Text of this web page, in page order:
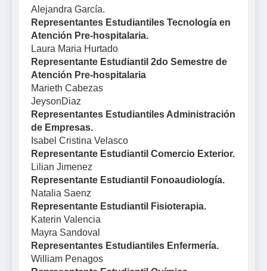
Alejandra García.
Representantes Estudiantiles Tecnología en
Atención Pre-hospitalaria.
Laura Maria Hurtado
Representante Estudiantil 2do Semestre de
Atención Pre-hospitalaria
Marieth Cabezas
JeysonDiaz
Representantes Estudiantiles Administración
de Empresas.
Isabel Cristina Velasco
Representante Estudiantil Comercio Exterior.
Lilian Jimenez
Representante Estudiantil Fonoaudiología.
Natalia Saenz
Representante Estudiantil Fisioterapia.
Katerin Valencia
Mayra Sandoval
Representantes Estudiantiles Enfermería.
William Penagos